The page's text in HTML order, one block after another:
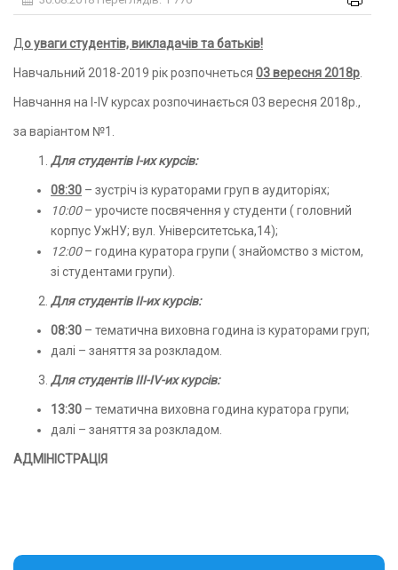
До уваги студентів, викладачів та батьків!
Навчальний 2018-2019 рік розпочнеться 03 вересня 2018р.
Навчання на І-ІV курсах розпочинається 03 вересня 2018р.,
за варіантом №1.
Для студентів І-их курсів:
08:30 – зустріч із кураторами груп в аудиторіях;
10:00– урочисте посвячення у студенти ( головний
корпус УжНУ; вул. Університетська,14);
12:00– година куратора групи ( знайомство з містом,
зі студентами групи).
Для студентів ІІ-их курсів:
08:30 – тематична виховна година із кураторами груп;
далі – заняття за розкладом.
Для студентів ІІІ-ІV-их курсів:
13:30 – тематична виховна година куратора групи;
далі – заняття за розкладом.
АДМІНІСТРАЦІЯ